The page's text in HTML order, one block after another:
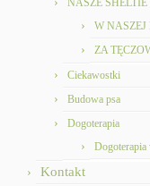
NASZE SHELTIE
W
ZA
Ciekawostki
Budowa psa
Dogoterapia
Dogoterapia
Kontakt